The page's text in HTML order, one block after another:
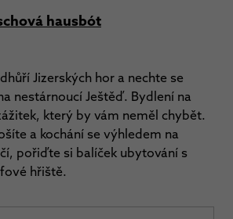
hausbót
Jizerských hor a nechte se
nestárnoucí Ještěď. Bydlení na
který by vám neměl chybět.
a kochání se výhledem na
pořiďte si balíček ubytování s
hřiště.